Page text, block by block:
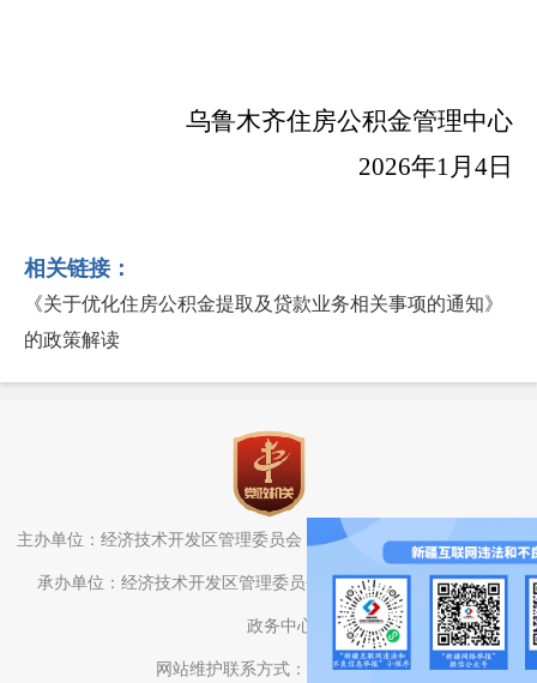
乌鲁木齐住房公积金管理中心
2026年1月4日
相关链接：
《关于优化住房公积金提取及贷款业务相关事项的通知》
的政策解读
主办单位：经济技术开发区管理委员会（头屯河区人民政府）办公室
承办单位：经济技术开发区管理委员会（头屯河区人民政府）电子
政务中心
网站维护联系方式：0991-3782709